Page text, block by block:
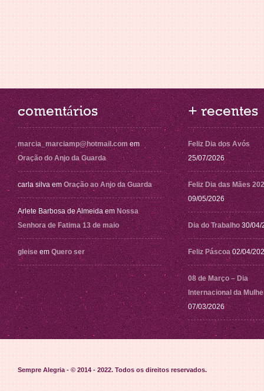
comentários
marcia_marciamp@hotmail.com em
Oração do Anjo da Guarda
carla silva em Oração ao Anjo da Guarda
Arlete Barbosa de Almeida em Nossa
Senhora de Fatima 13 de maio
gleise em Quero ser
+ recentes
Feliz Dia dos Avós
25/07/2026
Feliz Dia das Mães
09/05/2026
Dia do Trabalho 30/04/
Feliz Páscoa 02/04/
08 de Março – Dia
Internacional da
07/03/2026
Sempre Alegria - © 2014 - 2022. Todos os direitos reservados.